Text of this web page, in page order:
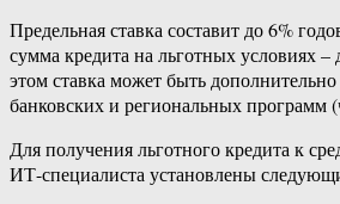
Предельная ставка составит до 6%
сумма кредита на льготных условиях
этом ставка может быть
банковских и региональных программ
Для получения льготного кредита к
ИТ-специалиста установлены